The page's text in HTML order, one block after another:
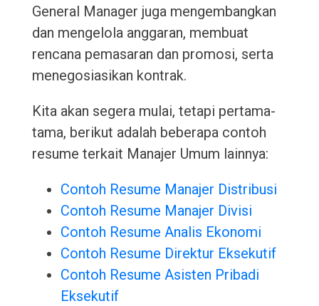
General Manager juga mengembangkan
dan mengelola anggaran, membuat
rencana pemasaran dan promosi, serta
menegosiasikan kontrak.
Kita akan segera mulai, tetapi pertama-
tama, berikut adalah beberapa contoh
resume terkait Manajer Umum lainnya:
Contoh Resume Manajer Distribusi
Contoh Resume Manajer Divisi
Contoh Resume Analis Ekonomi
Contoh Resume Direktur Eksekutif
Contoh Resume Asisten Pribadi
Eksekutif